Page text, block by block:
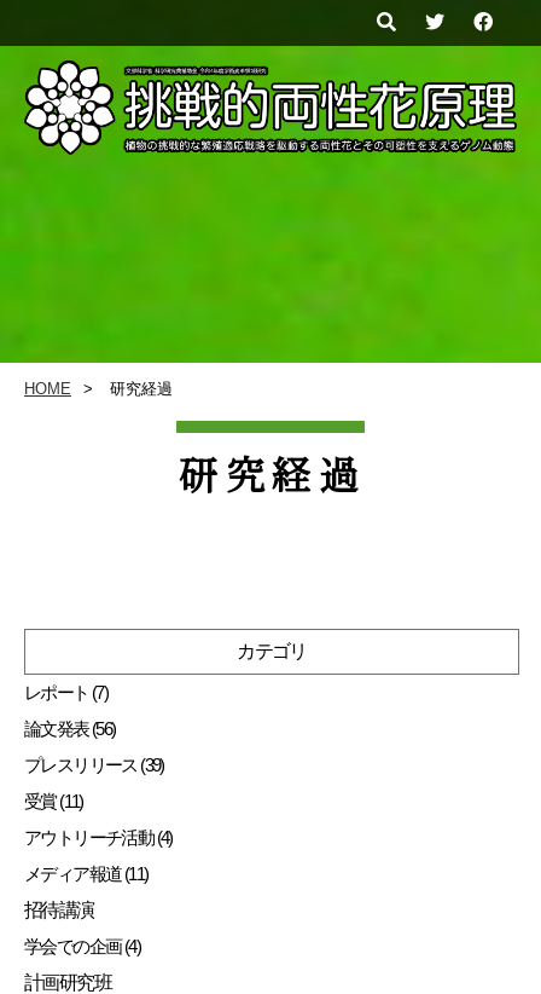
HOME 研究経過
研究経過
カテゴリ
レポート (7)
論文発表 (56)
プレスリリース (39)
受賞 (11)
アウトリーチ活動 (4)
メディア報道 (11)
招待講演
学会での企画 (4)
計画研究班